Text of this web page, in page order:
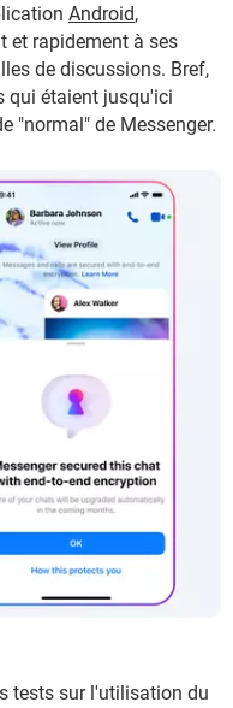
Android,
et rapidement à ses
de discussions. Bref,
qui étaient jusqu'ici
"normal" de Messenger.
tests sur l'utilisation du